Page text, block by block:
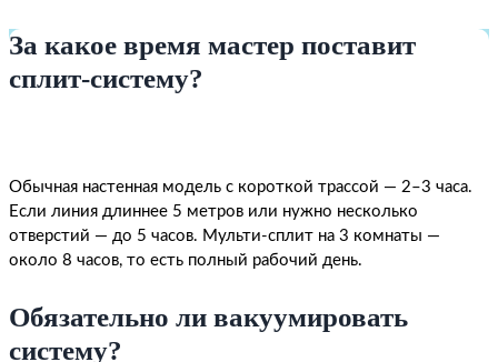
За какое время мастер поставит
сплит-систему?
Обычная настенная модель с короткой трассой — 2–3 часа.
Если линия длиннее 5 метров или нужно несколько
отверстий — до 5 часов. Мульти-сплит на 3 комнаты —
около 8 часов, то есть полный рабочий день.
Обязательно ли вакуумировать
систему?